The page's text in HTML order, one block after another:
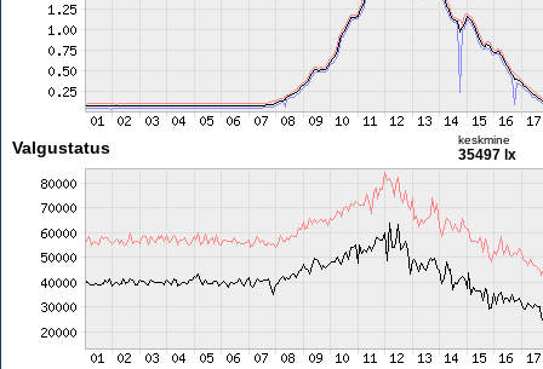
Valgustatus keskmine
35497 lx